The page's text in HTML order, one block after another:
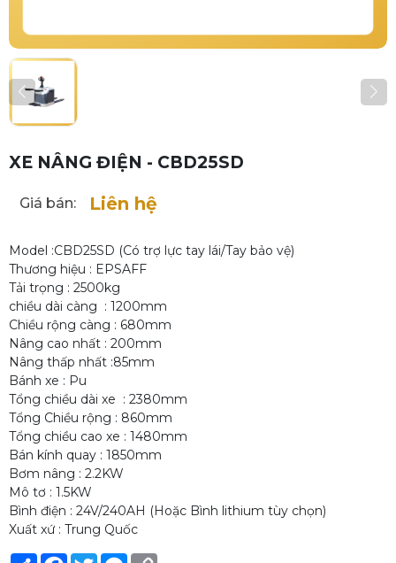
XE NÂNG ĐIỆN - CBD25SD
Giá bán: Liên hệ
Model :CBD25SD (Có trợ lực tay lái/Tay bảo vệ)
Thương hiệu : EPSAFF
Tải trọng : 2500kg
chiều dài càng : 1200mm
Chiều rộng càng : 680mm
Nâng cao nhất : 200mm
Nâng thấp nhất :85mm
Bánh xe : Pu
Tổng chiều dài xe : 2380mm
Tổng Chiều rộng : 860mm
Tổng chiều cao xe : 1480mm
Bán kính quay : 1850mm
Bơm nâng : 2.2KW
Mô tơ : 1.5KW
Bình điện : 24V/240AH (Hoặc Bình lithium tùy chọn)
Xuất xứ : Trung Quốc